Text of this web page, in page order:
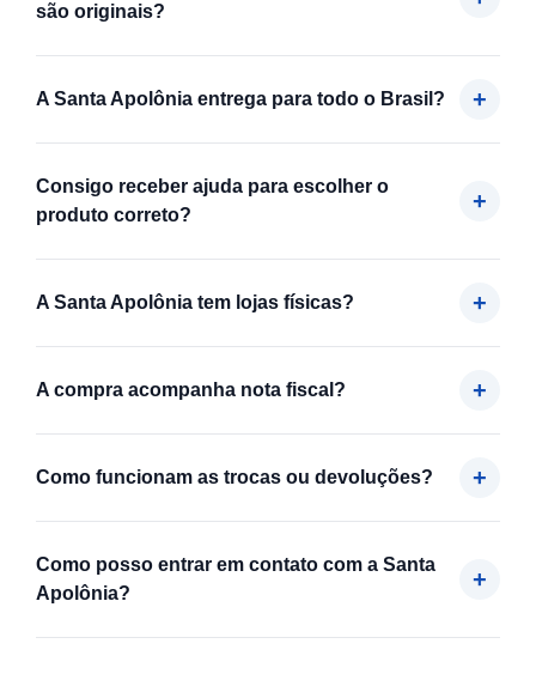
são originais?
A Santa Apolônia entrega para todo o Brasil?
Consigo receber ajuda para escolher o
produto correto?
A Santa Apolônia tem lojas físicas?
A compra acompanha nota fiscal?
Como funcionam as trocas ou devoluções?
Como posso entrar em contato com a Santa
Apolônia?